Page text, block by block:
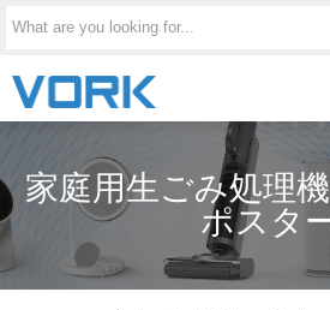
家庭用生ごみ処理
ポスタ